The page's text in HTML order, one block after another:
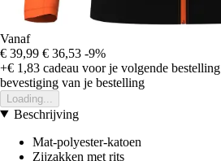
Vanaf
€ 39,99 € 36,53 -9%
+€ 1,83 cadeau voor je volgende bestelling
bevestiging van je bestelling
Loading...
Beschrijving
Mat-polyester-katoen
Zijzakken met rits